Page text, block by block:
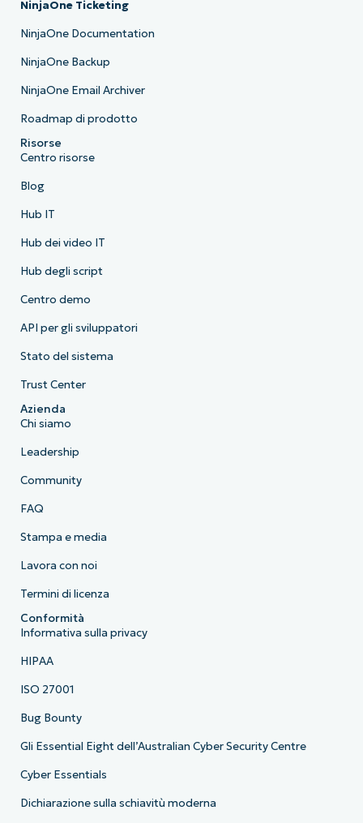
NinjaOne Ticketing
NinjaOne Documentation
NinjaOne Backup
NinjaOne Email Archiver
Roadmap di prodotto
Risorse
Centro risorse
Blog
Hub IT
Hub dei video IT
Hub degli script
Centro demo
API per gli sviluppatori
Stato del sistema
Trust Center
Azienda
Chi siamo
Leadership
Community
FAQ
Stampa e media
Lavora con noi
Termini di licenza
Conformità
Informativa sulla privacy
HIPAA
ISO 27001
Bug Bounty
Gli Essential Eight dell’Australian Cyber Security Centre
Cyber Essentials
Dichiarazione sulla schiavitù moderna